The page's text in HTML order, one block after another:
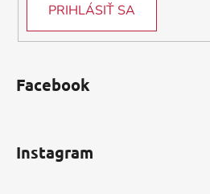
PRIHLÁSIŤ SA
Facebook
Instagram